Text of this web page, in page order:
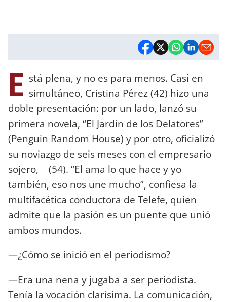
E stá plena, y no es para menos. Casi en
simultáneo, Cristina Pérez (42) hizo una
doble presentación: por un lado, lanzó su
primera novela, “El Jardín de los Delatores”
(Penguin Random House) y por otro, oficializó
su noviazgo de seis meses con el empresario
sojero, (54). “El ama lo que hace y yo
también, eso nos une mucho”, confiesa la
multifacética conductora de Telefe, quien
admite que la pasión es un puente que unió
ambos mundos.
—¿Cómo se inició en el periodismo?
—Era una nena y jugaba a ser periodista.
Tenía la vocación clarísima. La comunicación,